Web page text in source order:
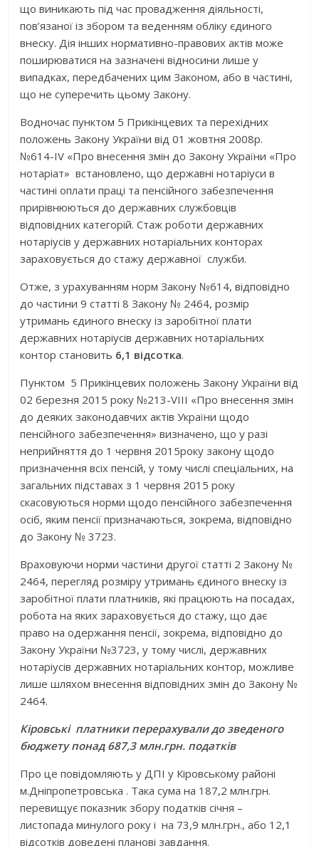
що виникають під час провадження діяльності,
пов’язаної із збором та веденням обліку єдиного
внеску. Дія інших нормативно-правових актів може
поширюватися на зазначені відносини лише у
випадках, передбачених цим Законом, або в частині,
що не суперечить цьому Закону.
Водночас пунктом 5 Прикінцевих та перехідних
положень Закону України від 01 жовтня 2008р.
№614-ІV «Про внесення змін до Закону України «Про
нотаріат» встановлено, що державні нотаріуси в
частині оплати праці та пенсійного забезпечення
прирівнюються до державних службовців
відповідних категорій. Стаж роботи державних
нотаріусів у державних нотаріальних конторах
зараховується до стажу державної служби.
Отже, з урахуванням норм Закону №614, відповідно
до частини 9 статті 8 Закону № 2464, розмір
утримань єдиного внеску із заробітної плати
державних нотаріусів державних нотаріальних
контор становить 6,1 відсотка.
Пунктом 5 Прикінцевих положень Закону України від
02 березня 2015 року №213-VIII «Про внесення змін
до деяких законодавчих актів України щодо
пенсійного забезпечення» визначено, що у разі
неприйняття до 1 червня 2015року закону щодо
призначення всіх пенсій, у тому числі спеціальних, на
загальних підставах з 1 червня 2015 року
скасовуються норми щодо пенсійного забезпечення
осіб, яким пенсії призначаються, зокрема, відповідно
до Закону № 3723.
Враховуючи норми частини другої статті 2 Закону №
2464, перегляд розміру утримань єдиного внеску із
заробітної плати платників, які працюють на посадах,
робота на яких зараховується до стажу, що дає
право на одержання пенсії, зокрема, відповідно до
Закону України №3723, у тому числі, державних
нотаріусів державних нотаріальних контор, можливе
лише шляхом внесення відповідних змін до Закону №
2464.
Кіровські платники перерахували до зведеного
бюджету понад 687,3 млн.грн. податків
Про це повідомляють у ДПІ у Кіровському районі
м.Дніпропетровська . Така сума на 187,2 млн.грн.
перевищує показник збору податків січня –
листопада минулого року і на 73,9 млн.грн., або 12,1
відсотків доведені планові завдання.